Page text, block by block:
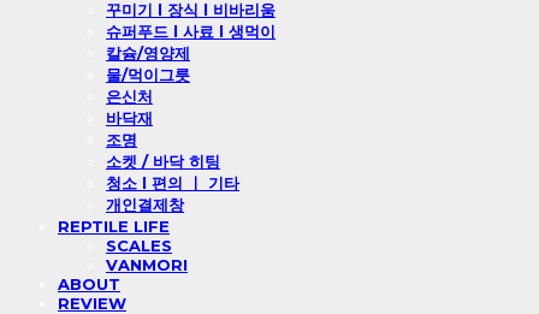
꾸미기 l 장식 l 비바리움
슈퍼푸드 l 사료 l 생먹이
칼슘/영양제
물/먹이그릇
은신처
바닥재
조명
소켓 / 바닥 히팅
청소 l 편의 ㅣ 기타
개인결제창
REPTILE LIFE
SCALES
VANMORI
ABOUT
REVIEW